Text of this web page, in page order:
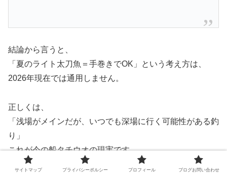
結論から言うと、
「夏のライト太刀魚＝手巻きでOK」という考え方は、
2026年現在では通用しません。
正しくは、
「浅場がメインだが、いつでも深場に行く可能性がある釣
り」
これが今の船タチウオの現実です。
サイトマップ プライバシーポルシー プロフィール ブログお問い合わせ